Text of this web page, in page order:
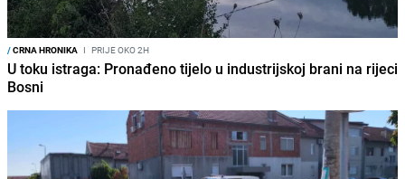
/CRNA HRONIKA I PRIJE OKO 2H
U toku istraga: Pronađeno tijelo u industrijskoj brani na rijeci
Bosni